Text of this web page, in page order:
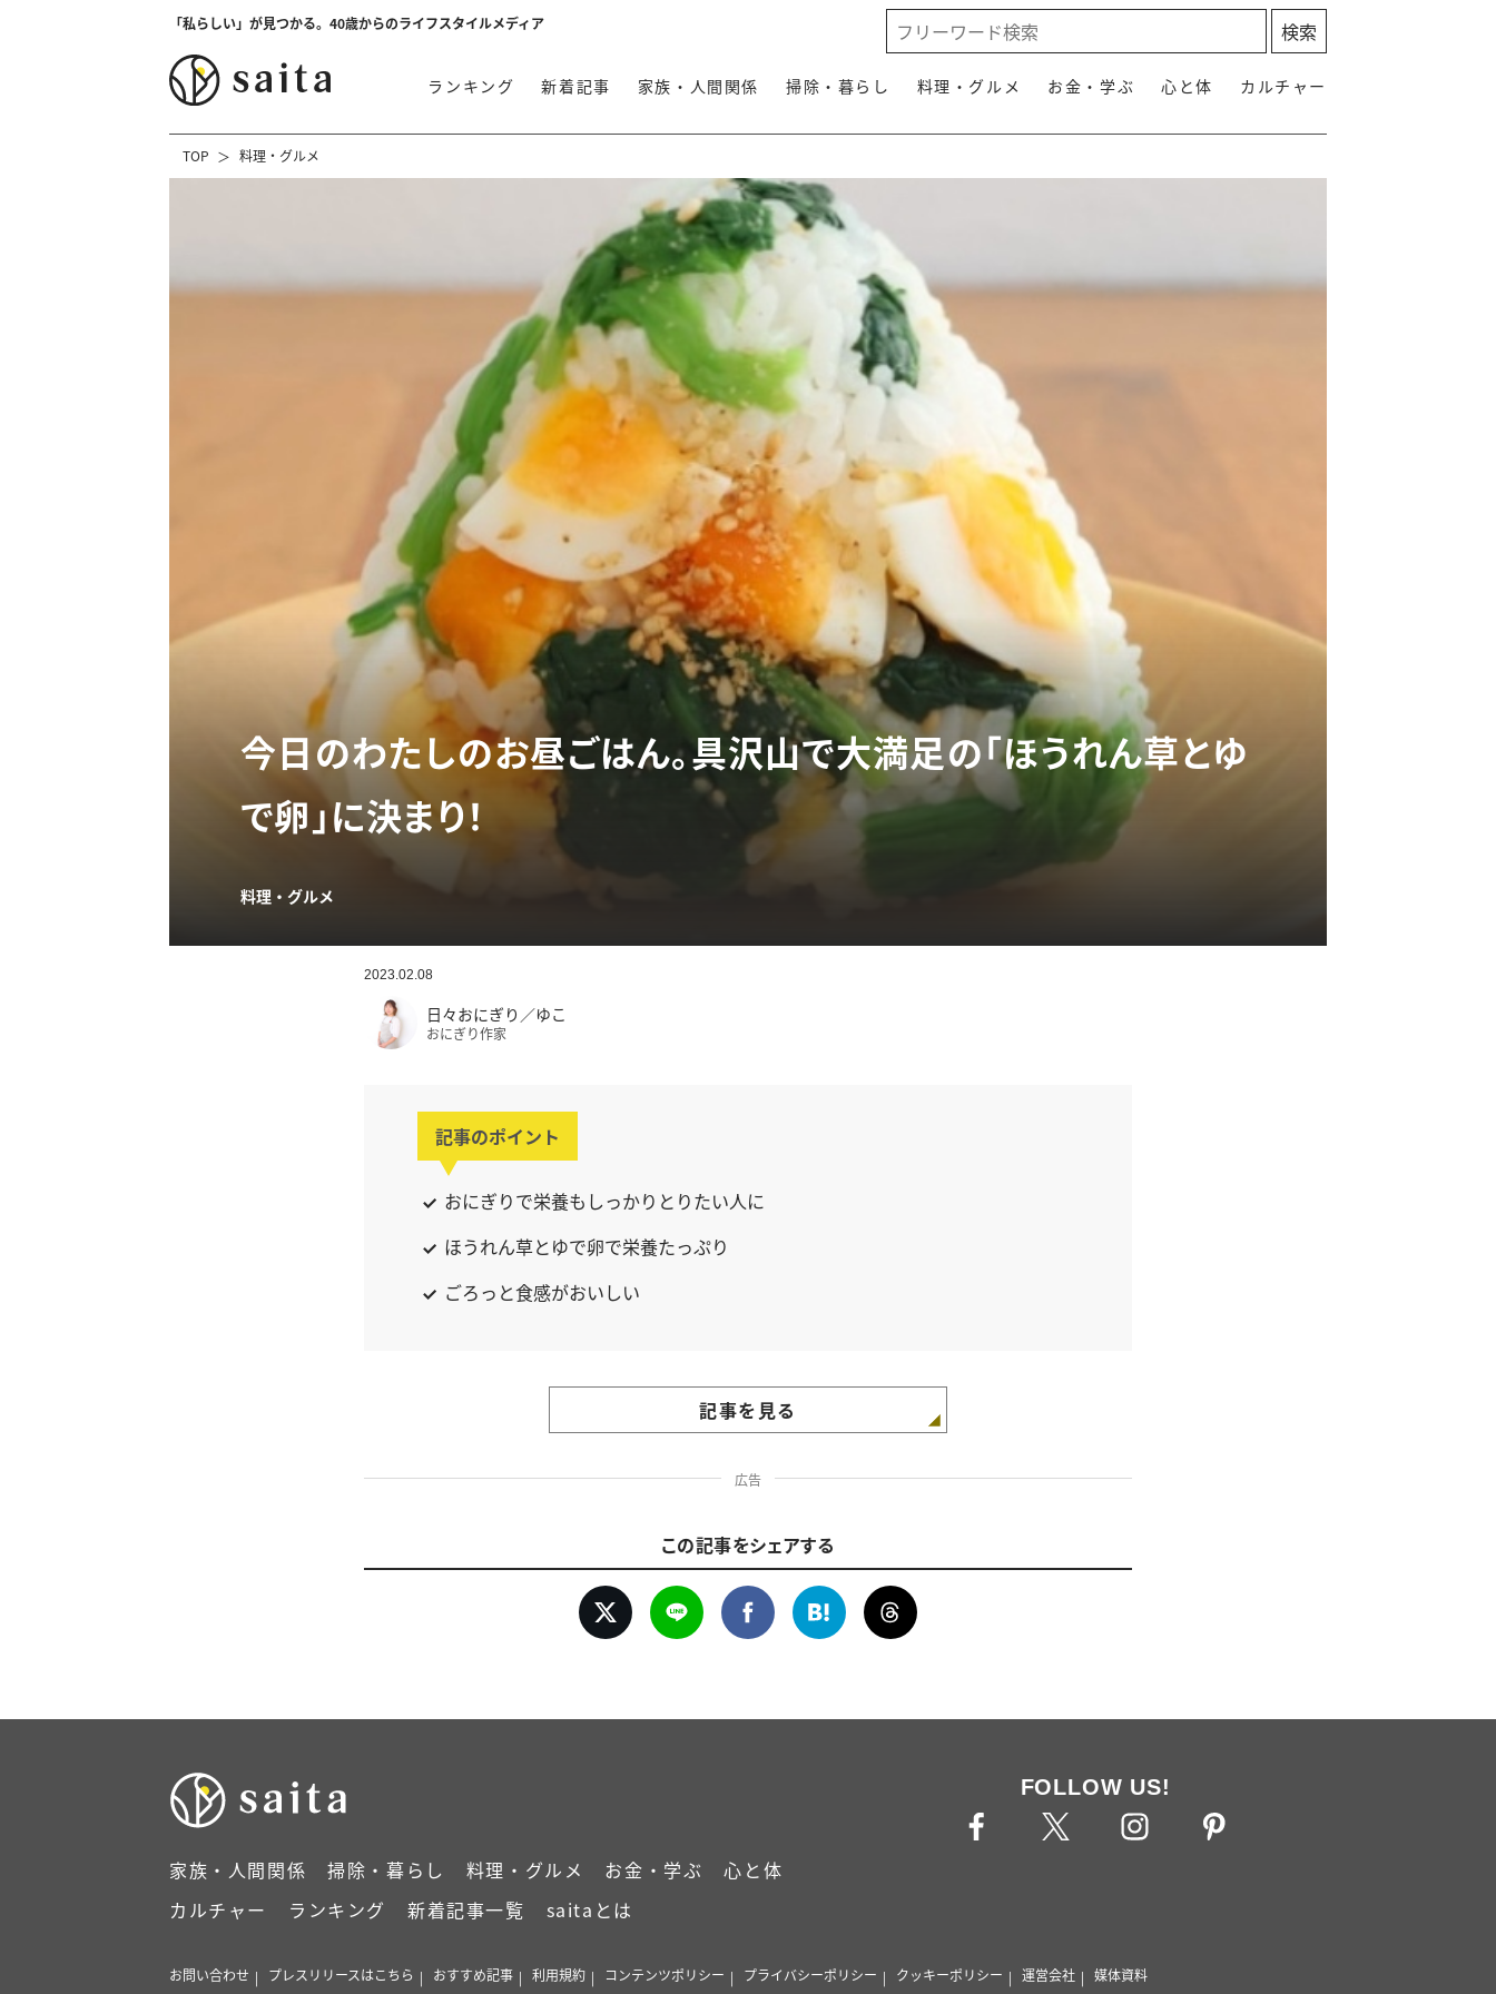
「私らしい」が見つかる。40歳からのライフスタイルメディア
ランキング 新着記事 家族・人間関係 掃除・暮らし 料理・グルメ お金・学ぶ 心と体 カルチャー
TOP 料理・グルメ
今日のわたしのお昼ごはん。具沢山で大満足の「ほうれん草とゆ
で卵」に決まり！
料理・グルメ
2023.02.08
日々おにぎり／ゆこ
おにぎり作家
記事のポイント
おにぎりで栄養もしっかりとりたい人に
ほうれん草とゆで卵で栄養たっぷり
ごろっと食感がおいしい
記事を見る
広告
この記事をシェアする
家族・人間関係 掃除・暮らし 料理・グルメ お金・学ぶ
心と体
カルチャー
ランキング 新着記事一覧 saitaとは
FOLLOW US!
お問い合わせ プレスリリースはこちら おすすめ記事 利用規約 コンテンツポリシー プライバシーポリシー クッキーポリシー 運営会社 媒体資料